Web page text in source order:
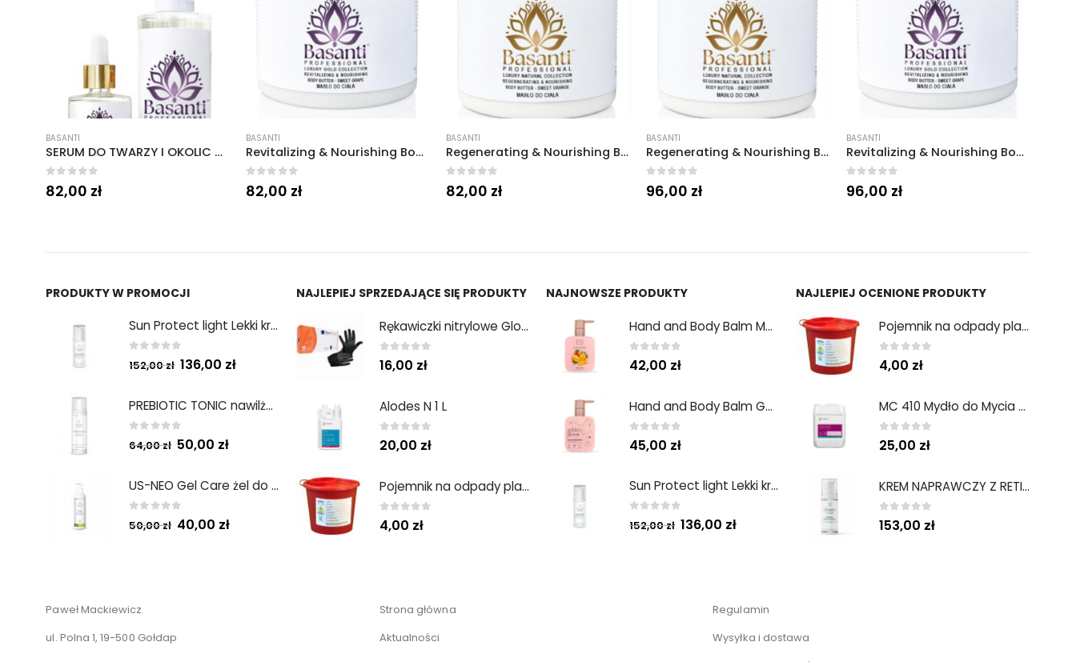
BASANTI
SERUM DO TWARZY I OKOLIC OCZU Seria Rewitalizująca Sweet Grape 30 ml.
0out of 5
82,00 zł
BASANTI
Revitalizing & Nourishing Body Butter Masło Regenerujące Sweet Grape 120 ml.
0out of 5
82,00 zł
BASANTI
Regenerating & Nourishing Body Butter Masło Regenerujące Sweet Orange 120 ml.
0out of 5
82,00 zł
BASANTI
Regenerating & Nourishing Body Butter Masło Regenerujące Sweet Orange 250 ml.
0out of 5
96,00 zł
BASANTI
Revitalizing & Nourishing Body Butter Masło Regenerujące Sweet Grape 250 ml.
0out of 5
96,00 zł
PRODUKTY W PROMOCJI
Sun Protect light Lekki krem ochronny SPF50 50ml
152,00zł 136,00 zł
PREBIOTIC TONIC nawilżający tonik z prebiotykami 200 ml
64,00zł 50,00 zł
US-NEO Gel Care żel do mycia twarzy z kwasem usninowym 200 ml.
50,00zł 40,00 zł
NAJLEPIEJ SPRZEDAJĄCE SIĘ PRODUKTY
Rękawiczki nitrylowe Gloves Nitryle Classic Sensitive Black roz. M 100 szt. Abena
0 out of 5
16,00 zł
Alodes N 1 L
0out of 5
20,00 zł
Pojemnik na odpady plastikowy 1L
0out of 5
4,00 zł
NAJNOWSZE PRODUKTY
Hand and Body Balm Mango Bliss 300 ml
0out of 5
42,00 zł
Hand and Body Balm Golden Glow 300 ml
0out of 5
45,00 zł
Sun Protect light Lekki krem ochronny SPF50 50ml
152,00zł 136,00 zł
NAJLEPIEJ OCENIONE PRODUKTY
Pojemnik na odpady plastikowy 1L
0out of 5
4,00 zł
MC 410 Mydło do Mycia Rąk Zapach Białych Kwiatów 5 L Medisep
0out of 5
25,00 zł
KREM NAPRAWCZY Z RETINOLEM − RETI-FIX CREAM 50ML
0out of 5
153,00 zł
Paweł Mackiewicz
ul. Polna 1, 19-500 Gołdap
Strona główna
Aktualności
Regulamin
Wysyłka i dostawa